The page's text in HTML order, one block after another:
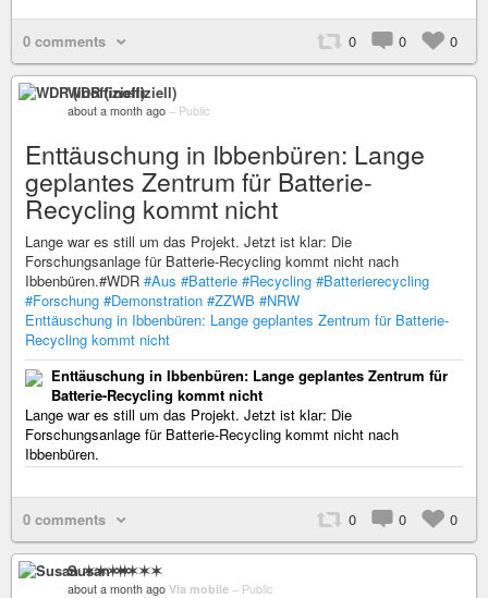
0 comments 0 0 0
WDR (inoffiziell)
about a month ago – Public
Enttäuschung in Ibbenbüren: Lange
geplantes Zentrum für Batterie-
Recycling kommt nicht
Lange war es still um das Projekt. Jetzt ist klar: Die
Forschungsanlage für Batterie-Recycling kommt nicht nach
Ibbenbüren.#WDR #Aus #Batterie #Recycling #Batterierecycling
#Forschung #Demonstration #ZZWB #NRW
Enttäuschung in Ibbenbüren: Lange geplantes Zentrum für Batterie-
Recycling kommt nicht
Enttäuschung in Ibbenbüren: Lange geplantes Zentrum für
Batterie-Recycling kommt nicht
Lange war es still um das Projekt. Jetzt ist klar: Die
Forschungsanlage für Batterie-Recycling kommt nicht nach
Ibbenbüren.
0 comments 0 0 0
Susan ✶✶✶✶
about a month ago Via mobile – Public